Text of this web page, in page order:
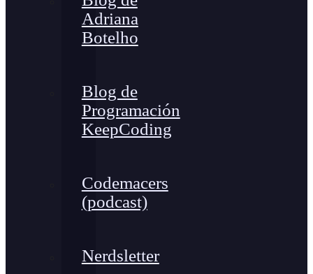
Adriana
Botelho
Blog de
Programación
KeepCoding
Codemacers
(podcast)
Nerdsletter